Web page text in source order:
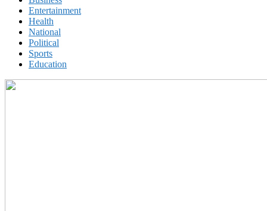
Entertainment
Health
National
Political
Sports
Education